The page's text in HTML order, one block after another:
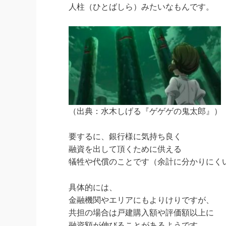
人柱（ひとばしら）みたいなもんです。
（出典：水木しげる『ゲゲゲの鬼太郎』）
要するに、銀行様に気持ち良く
融資を出して頂くために供える
犠牲や代償のことです（余計に分かりにく
具体的には、
金融機関やエリアにもよりけりですが、
共担の場合は戸建購入額や評価額以上に